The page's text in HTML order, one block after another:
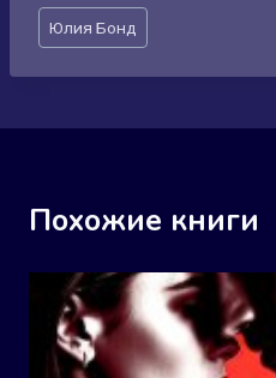
Метки
записи:
Юлия Бонд
Похожие книги